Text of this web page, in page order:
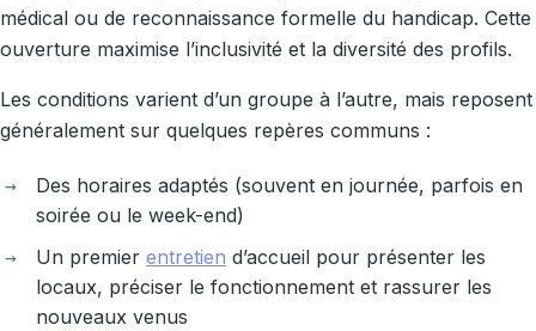
médical ou de reconnaissance formelle du handicap. Cette
ouverture maximise l’inclusivité et la diversité des profils.
Les conditions varient d’un groupe à l’autre, mais reposent
généralement sur quelques repères communs :
Des horaires adaptés (souvent en journée, parfois en
soirée ou le week-end)
Un premier entretien d’accueil pour présenter les
locaux, préciser le fonctionnement et rassurer les
nouveaux venus